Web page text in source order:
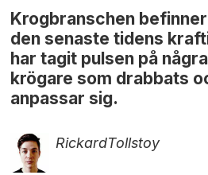
Krogbranschen
den senaste tidens
har tagit pulsen på
krögare som drabbats
anpassar sig.
RickardTollstoy